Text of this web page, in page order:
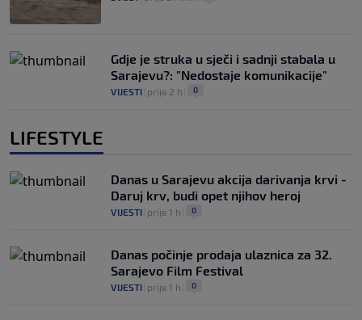
Gdje je struka u sječi i sadnji stabala u
Sarajevu?: "Nedostaje komunikacije"
VIJESTI prije 2 h 0
LIFESTYLE
Danas u Sarajevu akcija darivanja krvi -
Daruj krv, budi opet njihov heroj
VIJESTI prije 1 h 0
Danas počinje prodaja ulaznica za 32.
Sarajevo Film Festival
VIJESTI prije 1 h 0